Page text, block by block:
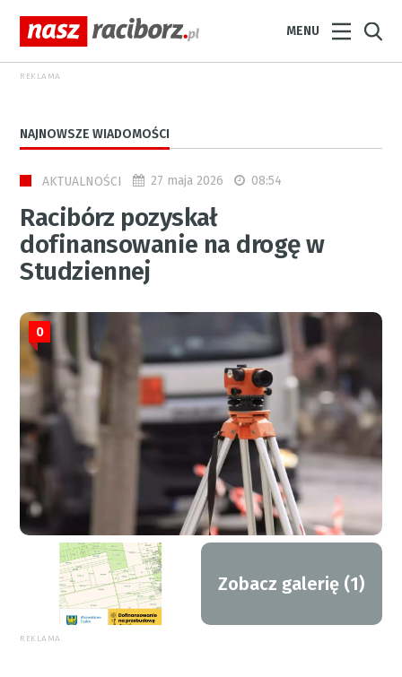
MENU
REKLAMA
NAJNOWSZE WIADOMOŚCI
AKTUALNOŚCI 27 maja 2026 08:54
Racibórz pozyskał
dofinansowanie na drogę w
Studziennej
0
Zobacz galerię (1)
REKLAMA